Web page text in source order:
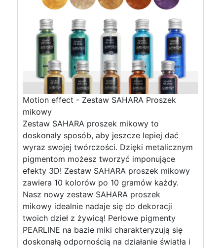
Motion effect - Zestaw SAHARA Proszek
mikowy
Zestaw SAHARA proszek mikowy to
doskonały sposób, aby jeszcze lepiej dać
wyraz swojej twórczości. Dzięki metalicznym
pigmentom możesz tworzyć imponujące
efekty 3D! Zestaw SAHARA proszek mikowy
zawiera 10 kolorów po 10 gramów każdy.
Nasz nowy zestaw SAHARA proszek
mikowy idealnie nadaje się do dekoracji
twoich dzieł z żywicą! Perłowe pigmenty
PEARLINE na bazie miki charakteryzują się
doskonałą odpornością na działanie światła i